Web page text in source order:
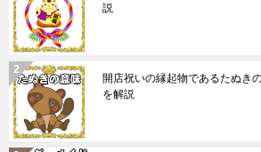
説
開店祝いの縁起物であるたぬき
を解説